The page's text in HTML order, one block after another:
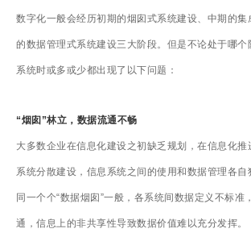
数字化一般会经历初期的烟囱式系统建设、中期的集
的数据管理式系统建设三大阶段。但是不论处于哪个
系统时或多或少都出现了以下问题：
“烟囱”林立，数据流通不畅
大多数企业在信息化建设之初缺乏规划，在信息化推
系统分散建设，信息系统之间的使用和数据管理各自
同一个个“数据烟囱”一般，各系统间数据定义不标准
通，信息上的非共享性导致数据价值难以充分发挥。